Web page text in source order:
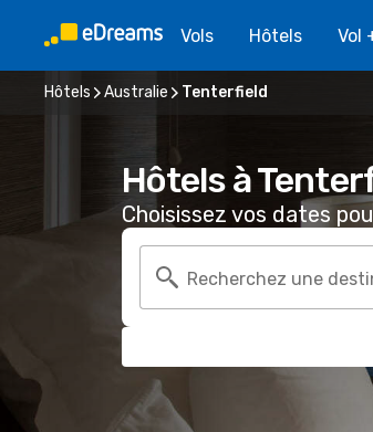
Vols Hôtels Vol
Hôtels Australie Tenterfield
Hôtels à
Choisissez vos dates